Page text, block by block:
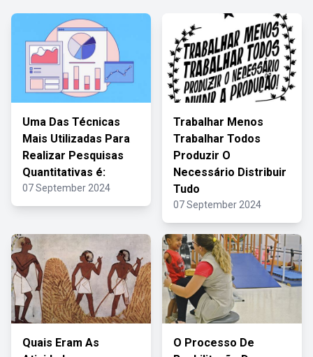
Uma Das Técnicas
Mais Utilizadas Para
Realizar Pesquisas
Quantitativas é:
07 September 2024
Trabalhar Menos
Trabalhar Todos
Produzir O
Necessário Distribuir
Tudo
07 September 2024
Quais Eram As
O Processo De